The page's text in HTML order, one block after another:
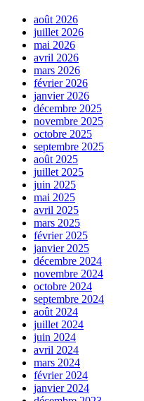
août 2026
juillet 2026
mai 2026
avril 2026
mars 2026
février 2026
janvier 2026
décembre 2025
novembre 2025
octobre 2025
septembre 2025
août 2025
juillet 2025
juin 2025
mai 2025
avril 2025
mars 2025
février 2025
janvier 2025
décembre 2024
novembre 2024
octobre 2024
septembre 2024
août 2024
juillet 2024
juin 2024
avril 2024
mars 2024
février 2024
janvier 2024